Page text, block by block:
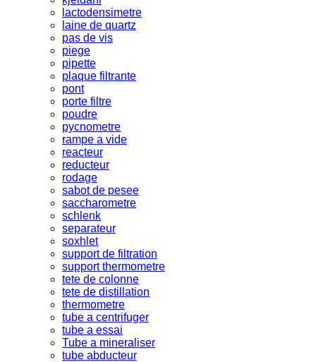
lactodensimetre
laine de quartz
pas de vis
piege
pipette
plaque filtrante
pont
porte filtre
poudre
pycnometre
rampe a vide
reacteur
reducteur
rodage
sabot de pesee
saccharometre
schlenk
separateur
soxhlet
support de filtration
support thermometre
tete de colonne
tete de distillation
thermometre
tube a centrifuger
tube a essai
Tube a mineraliser
tube abducteur